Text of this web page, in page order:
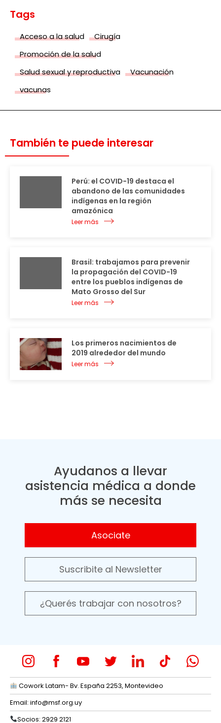
Tags
Acceso a la salud
Cirugía
Promoción de la salud
Salud sexual y reproductiva
Vacunación
vacunas
También te puede interesar
Perú: el COVID-19 destaca el
abandono de las comunidades
indígenas en la región
amazónica
Leer más
Brasil: trabajamos para prevenir
la propagación del COVID-19
entre los pueblos indígenas de
Mato Grosso del Sur
Leer más
Los primeros nacimientos de
2019 alrededor del mundo
Leer más
Ayudanos a llevar
asistencia médica a donde
más se necesita
Asociate
Suscribite al Newsletter
¿Querés trabajar con nosotros?
Cowork Latam- Bv. España 2253, Montevideo
Email: info@msf.org.uy
Socios: 2929 2121